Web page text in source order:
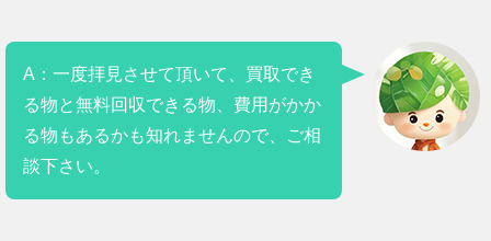
A：一度拝見させて頂いて、買取でき
る物と無料回収できる物、費用がかか
る物もあるかも知れませんので、ご相
談下さい。